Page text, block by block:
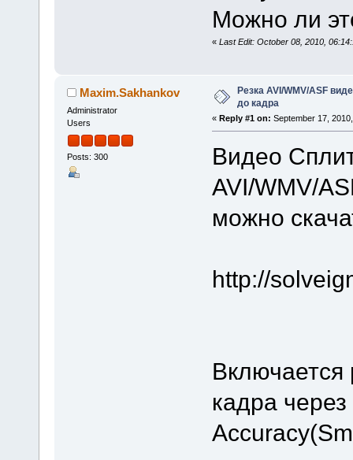
Можно ли
« Last Edit: October 08, 2010,
Maxim.Sakhankov
Administrator
Users
Posts: 300
Резка AVI/WMV/ASF
до кадра
« Reply #1 on: September 17,
Видео
AVI/WMV/
можно
http://
Включается
кадра